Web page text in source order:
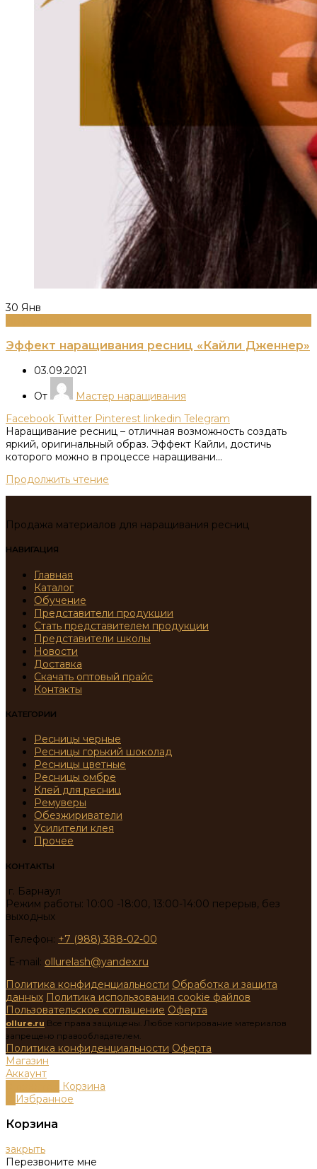
30 Янв
Эффект наращивания ресниц «Кайли Дженнер»
03.09.2021
От
Мастер наращивания
Facebook Twitter Pinterest linkedin Telegram
Наращивание ресниц – отличная возможность создать
яркий, оригинальный образ. Эффект Кайли, достичь
которого можно в процессе наращивани...
Продолжить чтение
Продажа материалов для наращивания ресниц
НАВИГАЦИЯ
Главная
Каталог
Обучение
Представители продукции
Стать представителем продукции
Представители школы
Новости
Доставка
Скачать оптовый прайс
Контакты
КАТЕГОРИИ
Ресницы черные
Ресницы горький шоколад
Ресницы цветные
Ресницы омбре
Клей для ресниц
Ремуверы
Обезжириватели
Усилители клея
Прочее
КОНТАКТЫ
г. Барнаул
Режим работы: 10:00 -18:00, 13:00-14:00 перерыв, без
выходных
Телефон: +7 (988) 388-02-00
E-mail: ollurelash@yandex.ru
Политика конфиденциальности Обработка и защита
данных Политика использования cookie файлов
Пользовательское соглашение Оферта
ollure.ru Все права защищены. Любое копирование материалов
запрещено правообладателем.
Политика конфиденциальности Оферта
Магазин
Аккаунт
Корзина
Избранное
Корзина
закрыть
Перезвоните мне